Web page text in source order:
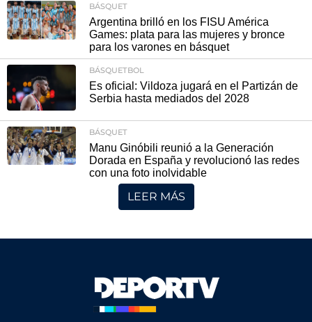
BÁSQUET
Argentina brilló en los FISU América
Games: plata para las mujeres y bronce
para los varones en básquet
BÁSQUETBOL
Es oficial: Vildoza jugará en el Partizán de
Serbia hasta mediados del 2028
BÁSQUET
Manu Ginóbili reunió a la Generación
Dorada en España y revolucionó las redes
con una foto inolvidable
LEER MÁS